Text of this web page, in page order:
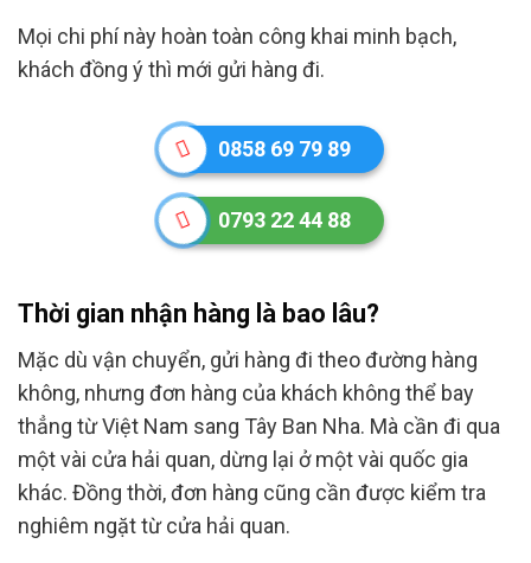
Mọi chi phí này hoàn toàn công khai minh bạch,
khách đồng ý thì mới gửi hàng đi.
0858 69 79 89
0793 22 44 88
Thời gian nhận hàng là bao lâu?
Mặc dù vận chuyển, gửi hàng đi theo đường hàng
không, nhưng đơn hàng của khách không thể bay
thẳng từ Việt Nam sang Tây Ban Nha. Mà cần đi qua
một vài cửa hải quan, dừng lại ở một vài quốc gia
khác. Đồng thời, đơn hàng cũng cần được kiểm tra
nghiêm ngặt từ cửa hải quan.